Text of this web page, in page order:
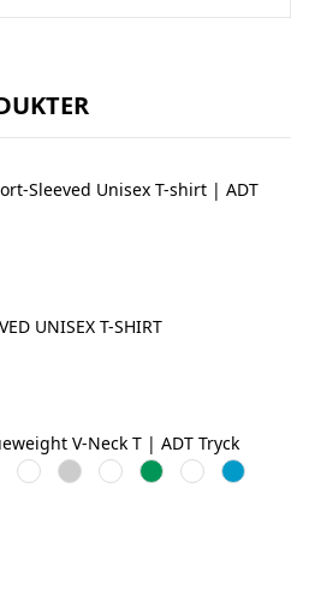
UNISEX T-SHIRT
Royal
Blue
Heather
Grey
Sunflower
Kelly
Green
Deep
Navy
Azure
Blue